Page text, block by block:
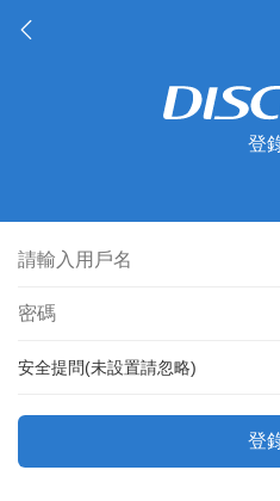
登
安全提問(未設置請忽略)
登